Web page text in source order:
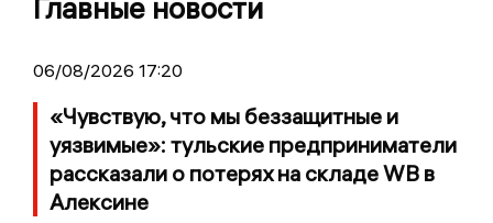
Главные новости
06/08/2026 17:20
«Чувствую, что мы беззащитные и
уязвимые»: тульские предприниматели
рассказали о потерях на складе WB в
Алексине